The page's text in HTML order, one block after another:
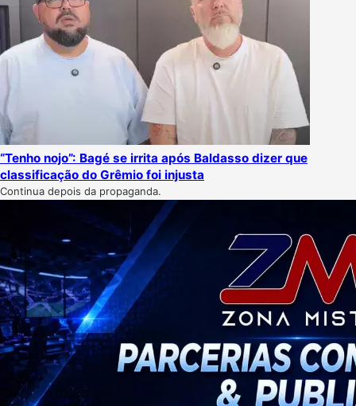
“Tenho nojo”: Bagé se irrita após Baldasso dizer que
classificação do Grêmio foi injusta
Continua depois da propaganda.